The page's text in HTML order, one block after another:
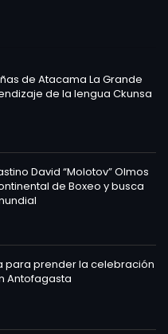
de Atacama La Grande
de la lengua Ckunsa
David “Molotov” Olmos
de Boxeo y busca
para prender la celebración
Antofagasta